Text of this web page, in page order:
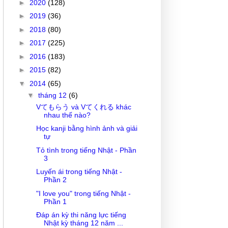
► 2020 (128)
► 2019 (36)
► 2018 (80)
► 2017 (225)
► 2016 (183)
► 2015 (82)
▼ 2014 (65)
▼ tháng 12 (6)
Vてもらう và Vてくれる khác
nhau thế nào?
Học kanji bằng hình ảnh và giải
tự
Tỏ tình trong tiếng Nhật - Phần
3
Luyến ái trong tiếng Nhật -
Phần 2
"I love you" trong tiếng Nhật -
Phần 1
Đáp án kỳ thi năng lực tiếng
Nhật kỳ tháng 12 năm ...